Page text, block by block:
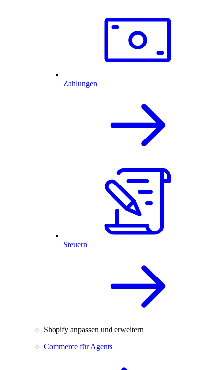
Zahlungen
Steuern
Shopify anpassen und erweitern
Commerce für Agents